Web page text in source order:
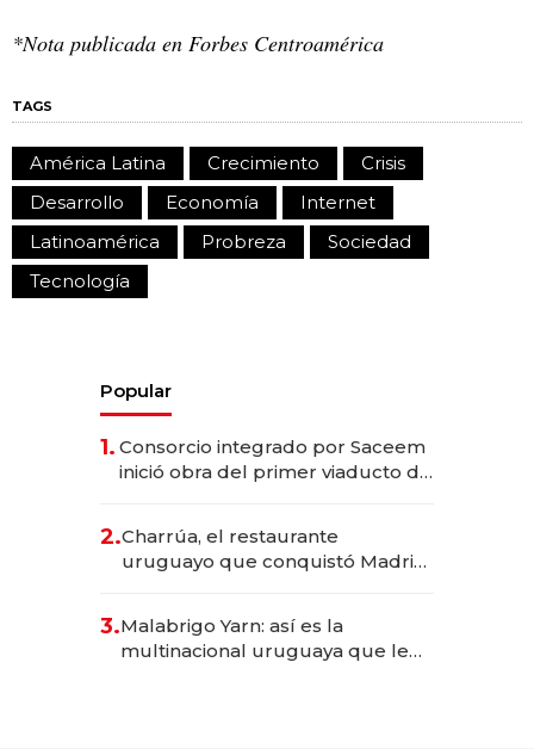
*Nota publicada en Forbes Centroamérica
TAGS
América Latina Crecimiento
Crisis
Desarrollo
Economía
Internet
Latinoamérica
Probreza
Sociedad
Tecnología
Popular
1. Consorcio integrado por Saceem
inició obra del primer viaducto de
millones
2.Charrúa, el restaurante
uruguayo que conquistó Madrid:
anticipación y prepara apertura
3.Malabrigo Yarn: así es la
multinacional uruguaya que le